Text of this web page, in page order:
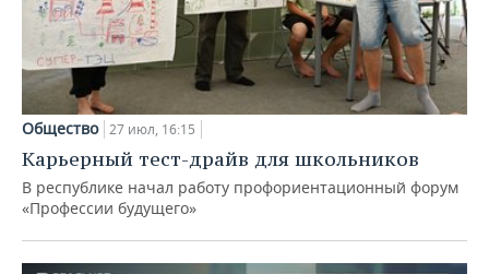
Общество 27 июл, 16:15
Карьерный тест-драйв для школьников
В республике начал работу профориентационный форум
«Профессии будущего»